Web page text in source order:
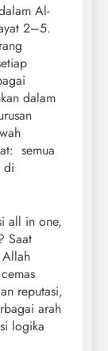
Al-
2–5.
dalam
semua
di
all in one,
Saat
Allah
reputasi,
arah
logika